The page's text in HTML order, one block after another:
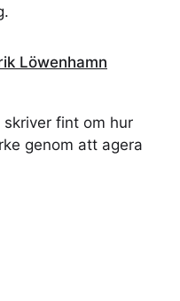
Löwenhamn
fint om hur
genom att agera